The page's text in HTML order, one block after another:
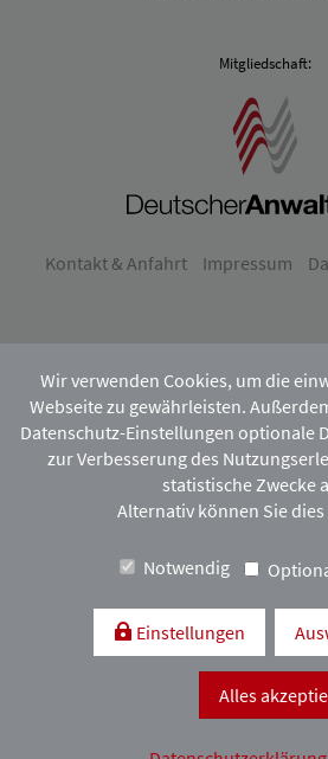
Mitgliedschaft:
Kontakt & Anfahrt Impressum
Wir verwenden Cookies, um die
Webseite zu gewährleisten.
Datenschutz-Einstellungen optionale
zur Verbesserung des
statistische Zwecke
Alternativ können Sie dies
Notwendig
Einstellungen
Alles